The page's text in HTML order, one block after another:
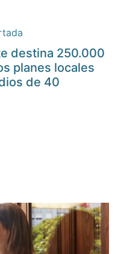
destina 250.000
planes locales
de 40